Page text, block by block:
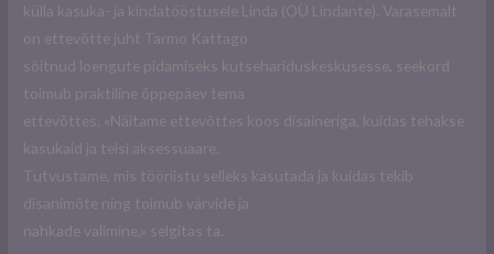
külla kasuka- ja kindatööstusele Linda (OÜ Lindante). Varasemalt
on ettevõtte juht Tarmo Kattago
sõitnud loengute pidamiseks kutsehariduskeskusesse, seekord
toimub praktiline õppepäev tema
ettevõttes. «Näitame ettevõttes koos disaineriga, kuidas tehakse
kasukaid ja teisi aksessuaare.
Tutvustame, mis tööriistu selleks kasutada ja kuidas tekib
disanimõte ning toimub värvide ja
nahkade valimine,» selgitas ta.